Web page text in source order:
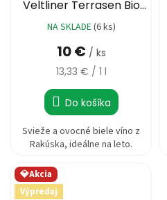
Veltliner Terrasen Bio
2022
NA SKLADE(6 ks)
10 € / ks
Jednotková
13,33 € / 1 l
Do košíka
Svieže a ovocné biele víno z
Rakúska, ideálne na leto.
💎Akcia
Výpredaj